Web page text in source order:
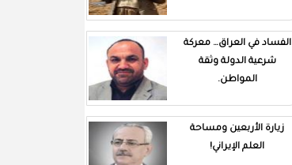
الفساد في العراق… معركة
شرعية الدولة وثقة
المواطن.
زيارة الأربعين ومساحة
العلم الإيراني!